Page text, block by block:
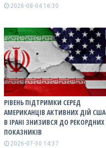
2026-08-04 16:30
РІВЕНЬ ПІДТРИМКИ СЕРЕД
АМЕРИКАНЦІВ АКТИВНИХ ДІЙ США
В ІРАНІ ЗНИЗИВСЯ ДО РЕКОРДНИХ
ПОКАЗНИКІВ
2026-07-30 14:37